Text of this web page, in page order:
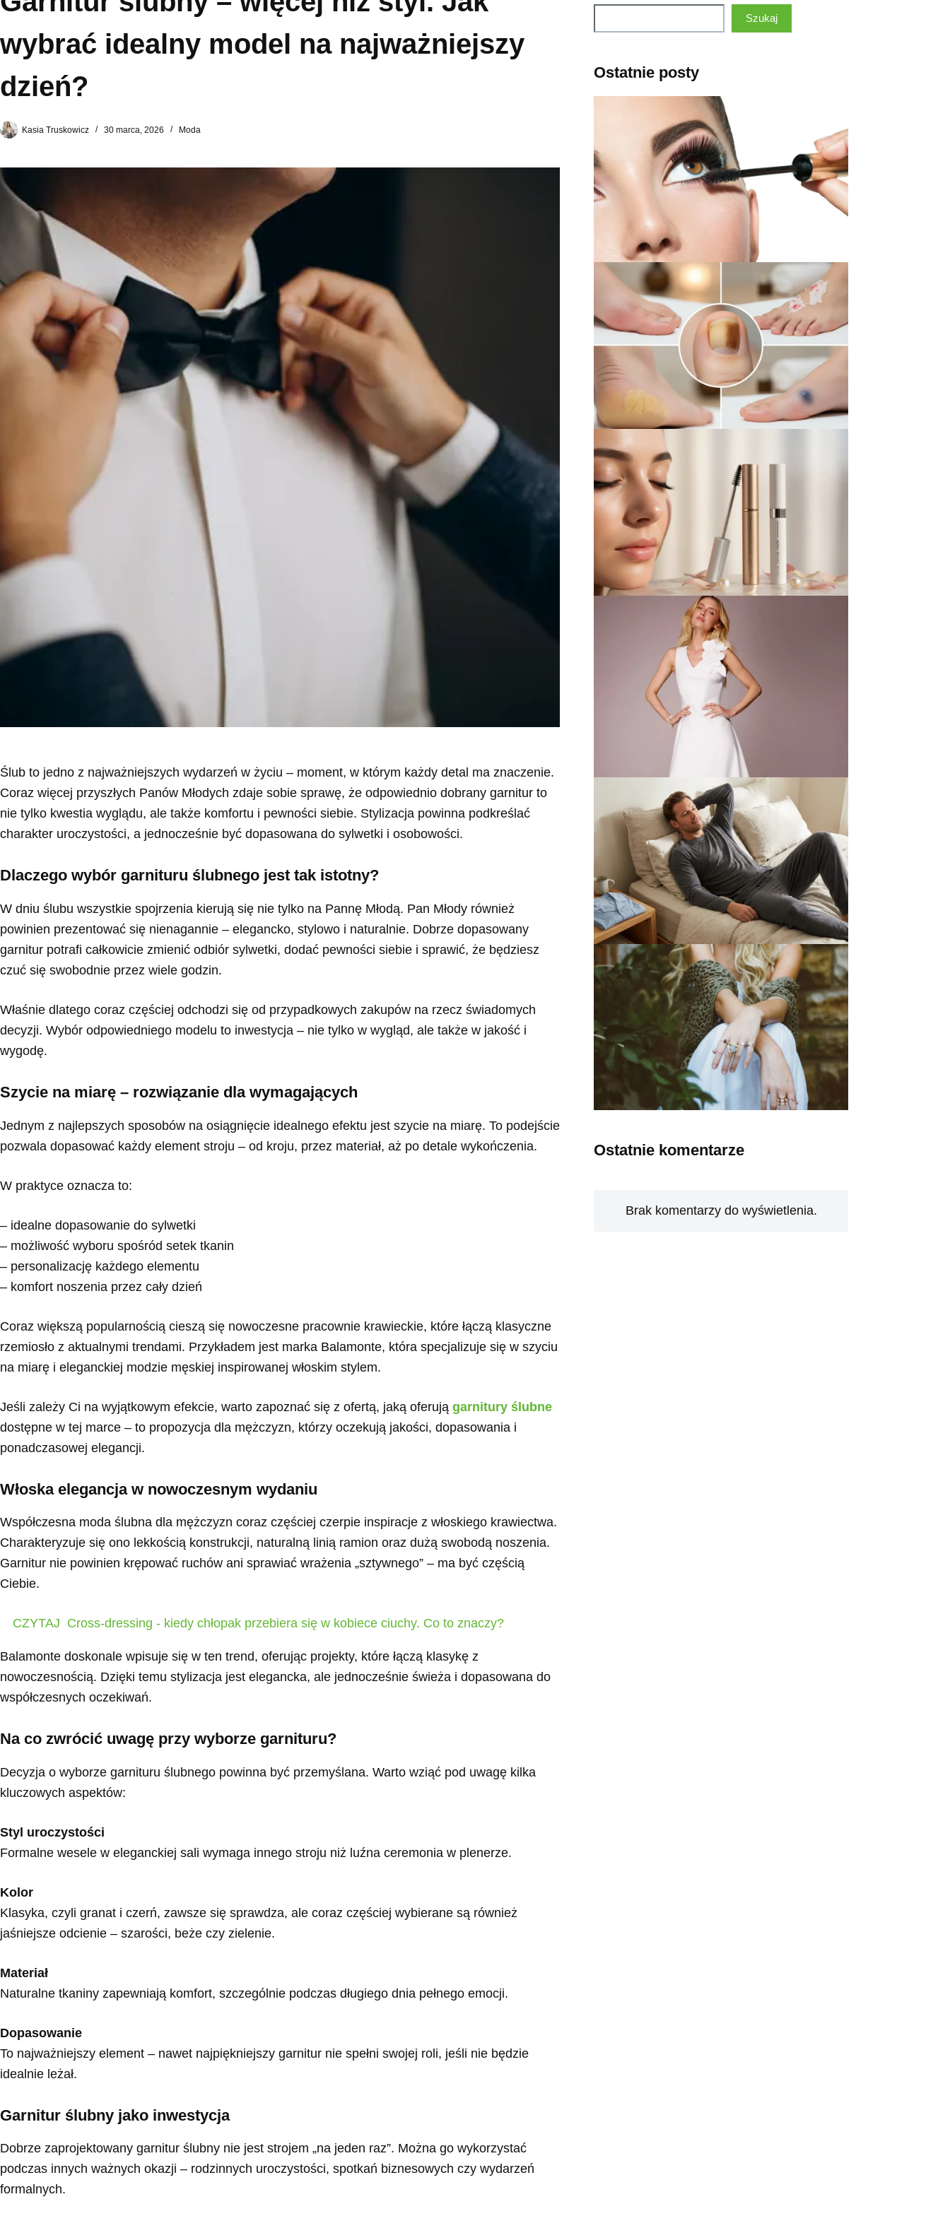
wybrać idealny model na najważniejszy
dzień?
Kasia Truskowicz 30 marca, 2026 Moda
Ślub to jedno z najważniejszych wydarzeń w życiu – moment, w którym każdy detal ma znaczenie.
Coraz więcej przyszłych Panów Młodych zdaje sobie sprawę, że odpowiednio dobrany garnitur to
nie tylko kwestia wyglądu, ale także komfortu i pewności siebie. Stylizacja powinna podkreślać
charakter uroczystości, a jednocześnie być dopasowana do sylwetki i osobowości.
Dlaczego wybór garnituru ślubnego jest tak istotny?
W dniu ślubu wszystkie spojrzenia kierują się nie tylko na Pannę Młodą. Pan Młody również
powinien prezentować się nienagannie – elegancko, stylowo i naturalnie. Dobrze dopasowany
garnitur potrafi całkowicie zmienić odbiór sylwetki, dodać pewności siebie i sprawić, że będziesz
czuć się swobodnie przez wiele godzin.
Właśnie dlatego coraz częściej odchodzi się od przypadkowych zakupów na rzecz świadomych
decyzji. Wybór odpowiedniego modelu to inwestycja – nie tylko w wygląd, ale także w jakość i
wygodę.
Szycie na miarę – rozwiązanie dla wymagających
Jednym z najlepszych sposobów na osiągnięcie idealnego efektu jest szycie na miarę. To podejście
pozwala dopasować każdy element stroju – od kroju, przez materiał, aż po detale wykończenia.
W praktyce oznacza to:
– idealne dopasowanie do sylwetki
– możliwość wyboru spośród setek tkanin
– personalizację każdego elementu
– komfort noszenia przez cały dzień
Coraz większą popularnością cieszą się nowoczesne pracownie krawieckie, które łączą klasyczne
rzemiosło z aktualnymi trendami. Przykładem jest marka Balamonte, która specjalizuje się w szyciu
na miarę i eleganckiej modzie męskiej inspirowanej włoskim stylem.
Jeśli zależy Ci na wyjątkowym efekcie, warto zapoznać się z ofertą, jaką oferują garnitury ślubne
dostępne w tej marce – to propozycja dla mężczyzn, którzy oczekują jakości, dopasowania i
ponadczasowej elegancji.
Włoska elegancja w nowoczesnym wydaniu
Współczesna moda ślubna dla mężczyzn coraz częściej czerpie inspiracje z włoskiego krawiectwa.
Charakteryzuje się ono lekkością konstrukcji, naturalną linią ramion oraz dużą swobodą noszenia.
Garnitur nie powinien krępować ruchów ani sprawiać wrażenia „sztywnego” – ma być częścią
Ciebie.
CZYTAJ Cross-dressing - kiedy chłopak przebiera się w kobiece ciuchy. Co to znaczy?
Balamonte doskonale wpisuje się w ten trend, oferując projekty, które łączą klasykę z
nowoczesnością. Dzięki temu stylizacja jest elegancka, ale jednocześnie świeża i dopasowana do
współczesnych oczekiwań.
Na co zwrócić uwagę przy wyborze garnituru?
Decyzja o wyborze garnituru ślubnego powinna być przemyślana. Warto wziąć pod uwagę kilka
kluczowych aspektów:
Styl uroczystości
Formalne wesele w eleganckiej sali wymaga innego stroju niż luźna ceremonia w plenerze.
Kolor
Klasyka, czyli granat i czerń, zawsze się sprawdza, ale coraz częściej wybierane są również
jaśniejsze odcienie – szarości, beże czy zielenie.
Materiał
Naturalne tkaniny zapewniają komfort, szczególnie podczas długiego dnia pełnego emocji.
Dopasowanie
To najważniejszy element – nawet najpiękniejszy garnitur nie spełni swojej roli, jeśli nie będzie
idealnie leżał.
Garnitur ślubny jako inwestycja
Dobrze zaprojektowany garnitur ślubny nie jest strojem „na jeden raz”. Można go wykorzystać
podczas innych ważnych okazji – rodzinnych uroczystości, spotkań biznesowych czy wydarzeń
formalnych.
Szukaj
Ostatnie posty
Ostatnie komentarze
Brak komentarzy do wyświetlenia.